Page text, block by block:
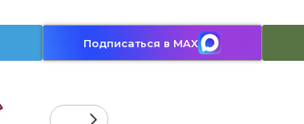
Подписаться в MAX